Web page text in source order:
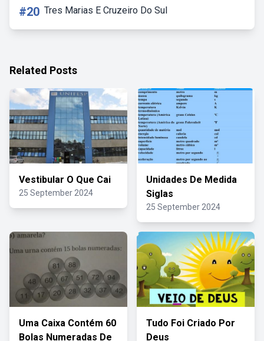
#20 Tres Marias E Cruzeiro Do Sul
Related Posts
Vestibular O Que Cai
25 September 2024
Unidades De Medida
Siglas
25 September 2024
Uma Caixa Contém 60
Bolas Numeradas De
Tudo Foi Criado Por
Deus